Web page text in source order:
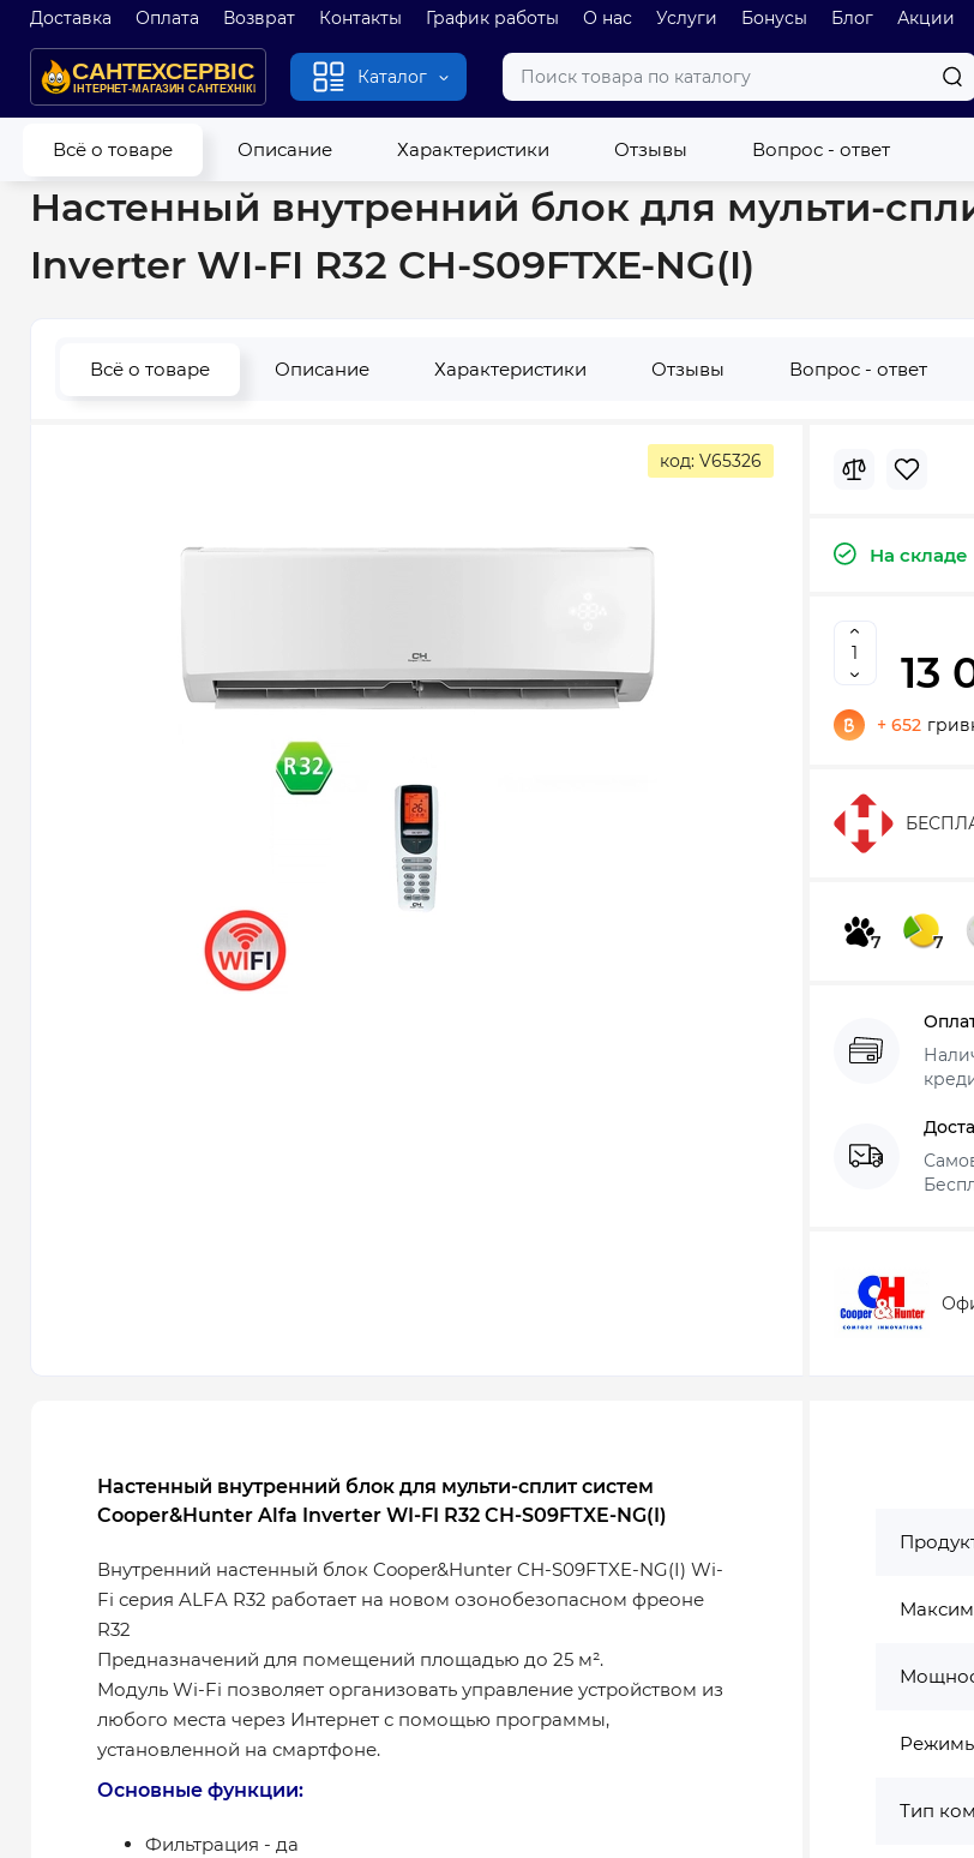
Доставка Оплата Возврат Контакты График работы О нас Услуги Бонусы Блог Акции
Каталог
Всё о товаре Описание Характеристики Отзывы Вопрос - ответ
Главная Кондиционеры Мульти-сплит системы Настенный внутренний блок для мульти-сплит систем
Настенный внутренний блок для мульти-
Inverter WI-FI R32 CH-S09FTXE-NG(I)
Всё о товаре Описание Характеристики Отзывы Вопрос - ответ
код: V65326
На складе
13
+ 652
7 7
Настенный внутренний блок для мульти-сплит систем
Cooper&Hunter Alfa Inverter WI-FI R32 CH-S09FTXE-NG(I)
Внутренний настенный блок Cooper&Hunter CH-S09FTXE-NG(I) Wi-
Fi серия ALFA R32 работает на новом озонобезопасном фреоне
R32
Предназначений для помещений площадью до 25 м².
Модуль Wi-Fi позволяет организовать управление устройством из
любого места через Интернет с помощью программы,
установленной на смартфоне.
Основные функции:
Фильтрация - да
Тип